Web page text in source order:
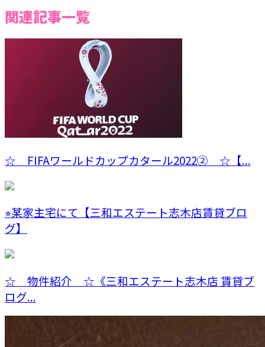
関連記事一覧
☆ FIFAワールドカップカタール2022② ☆【...
⭐︎某家主宅にて【三和エステート志木店賃貸ブロ
グ】
☆ 物件紹介 ☆《三和エステート志木店 賃貸ブ
ログ...